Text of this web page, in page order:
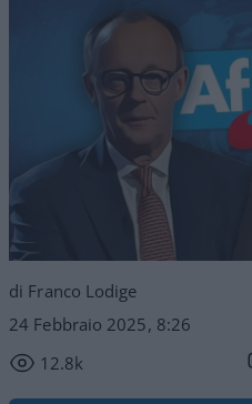
di Franco Lodige
24 Febbraio 2025, 8:26
12.8k